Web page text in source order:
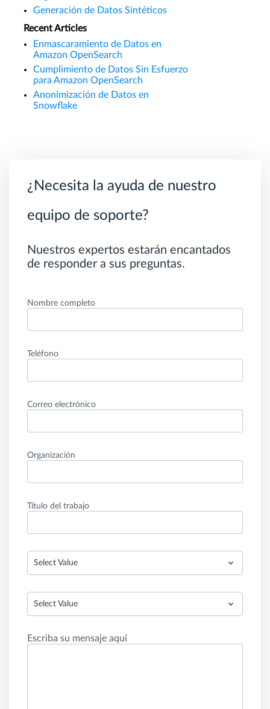
Generación de Datos Sintéticos
Recent Articles
Enmascaramiento de Datos en
Amazon OpenSearch
Cumplimiento de Datos Sin Esfuerzo
para Amazon OpenSearch
Anonimización de Datos en
Snowflake
¿Necesita la ayuda de nuestro
equipo de soporte?
Nuestros expertos estarán encantados
de responder a sus preguntas.
Nombre completo
Teléfono
Correo electrónico
Organización
Título del trabajo
Select Value
Select Value
Escriba su mensaje aquí